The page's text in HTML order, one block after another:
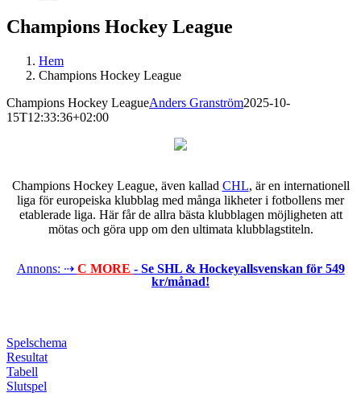
Champions Hockey League
Hem
Champions Hockey League
Champions Hockey LeagueAnders Granström2025-10-
15T12:33:36+02:00
Champions Hockey League, även kallad CHL, är en internationell
liga för europeiska klubblag med många likheter i fotbollens mer
etablerade liga. Här får de allra bästa klubblagen möjligheten att
mötas och göra upp om den ultimata klubblagstiteln.
Annons: ⇢ C MORE - Se SHL & Hockeyallsvenskan för 549
kr/månad!
Spelschema
Resultat
Tabell
Slutspel